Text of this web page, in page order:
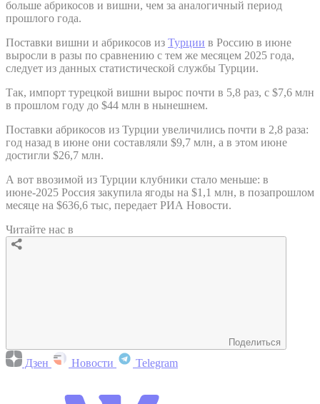
больше абрикосов и вишни, чем за аналогичный период
прошлого года.
Поставки вишни и абрикосов из Турции в Россию в июне
выросли в разы по сравнению с тем же месяцем 2025 года,
следует из данных статистической службы Турции.
Так, импорт турецкой вишни вырос почти в 5,8 раз, с $7,6 млн
в прошлом году до $44 млн в нынешнем.
Поставки абрикосов из Турции увеличились почти в 2,8 раза:
год назад в июне они составляли $9,7 млн, а в этом июне
достигли $26,7 млн.
А вот ввозимой из Турции клубники стало меньше: в
июне-2025 Россия закупила ягоды на $1,1 млн, в позапрошлом
месяце на $636,6 тыс, передает РИА Новости.
Читайте нас в
Поделиться
Дзен Новости Telegram